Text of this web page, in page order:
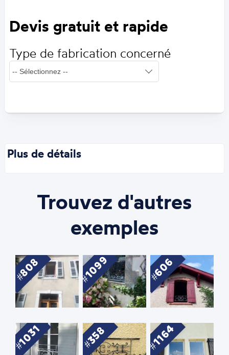
Devis gratuit et rapide
Type de fabrication concerné
Plus de détails
Trouvez d'autres
exemples
808 1099 606
1031 358 1164